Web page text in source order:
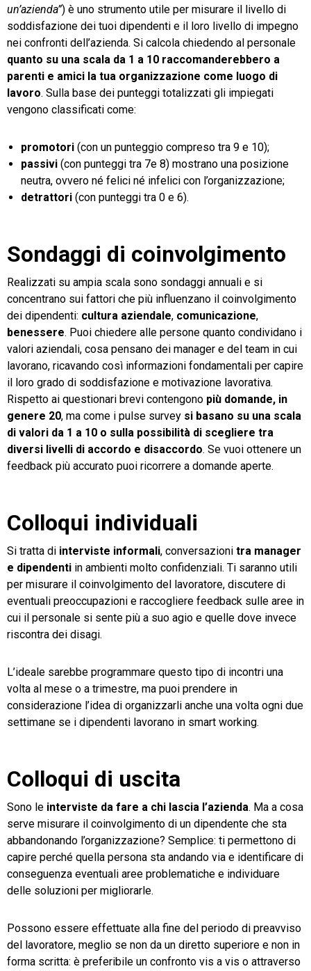
un’azienda”) è uno strumento utile per misurare il livello di
soddisfazione dei tuoi dipendenti e il loro livello di impegno
nei confronti dell’azienda. Si calcola chiedendo al personale
quanto su una scala da 1 a 10 raccomanderebbero a
parenti e amici la tua organizzazione come luogo di
lavoro. Sulla base dei punteggi totalizzati gli impiegati
vengono classificati come:
promotori (con un punteggio compreso tra 9 e 10);
passivi (con punteggi tra 7e 8) mostrano una posizione
neutra, ovvero né felici né infelici con l’organizzazione;
detrattori (con punteggi tra 0 e 6).
Sondaggi di coinvolgimento
Realizzati su ampia scala sono sondaggi annuali e si
concentrano sui fattori che più influenzano il coinvolgimento
dei dipendenti: cultura aziendale, comunicazione,
benessere. Puoi chiedere alle persone quanto condividano i
valori aziendali, cosa pensano dei manager e del team in cui
lavorano, ricavando così informazioni fondamentali per capire
il loro grado di soddisfazione e motivazione lavorativa.
Rispetto ai questionari brevi contengono più domande, in
genere 20, ma come i pulse survey si basano su una scala
di valori da 1 a 10 o sulla possibilità di scegliere tra
diversi livelli di accordo e disaccordo. Se vuoi ottenere un
feedback più accurato puoi ricorrere a domande aperte.
Colloqui individuali
Si tratta di interviste informali, conversazioni tra manager
e dipendenti in ambienti molto confidenziali. Ti saranno utili
per misurare il coinvolgimento del lavoratore, discutere di
eventuali preoccupazioni e raccogliere feedback sulle aree in
cui il personale si sente più a suo agio e quelle dove invece
riscontra dei disagi.
L’ideale sarebbe programmare questo tipo di incontri una
volta al mese o a trimestre, ma puoi prendere in
considerazione l’idea di organizzarli anche una volta ogni due
settimane se i dipendenti lavorano in smart working.
Colloqui di uscita
Sono le interviste da fare a chi lascia l’azienda. Ma a cosa
serve misurare il coinvolgimento di un dipendente che sta
abbandonando l’organizzazione? Semplice: ti permettono di
capire perché quella persona sta andando via e identificare di
conseguenza eventuali aree problematiche e individuare
delle soluzioni per migliorarle.
Possono essere effettuate alla fine del periodo di preavviso
del lavoratore, meglio se non da un diretto superiore e non in
forma scritta: è preferibile un confronto vis a vis o attraverso